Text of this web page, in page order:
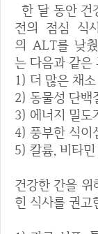
한 달 동안 건강에 좋은 식단으로 점심을 먹은 후, 이
전의 점심 식
의 ALT를 낮
는 다음과 같은
1) 더 많은 채소
2) 동물성 단백
3) 에너지 밀도
4) 풍부한 식이
5) 칼륨, 비타
건강한 간을
힌 식사를 권고